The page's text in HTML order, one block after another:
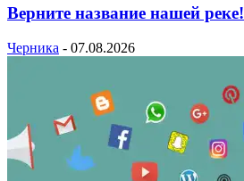
Верните название нашей реке!
Черника - 07.08.2026